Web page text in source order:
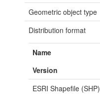
Geometric object type
Distribution format
Name
Version
ESRI Shapefile (SHP)